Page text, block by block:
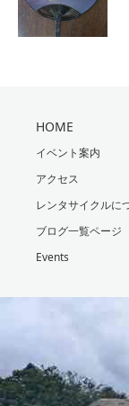
HOME
イベント案内
アクセス
レンタサイクルに
ブログ一覧ページ
Events